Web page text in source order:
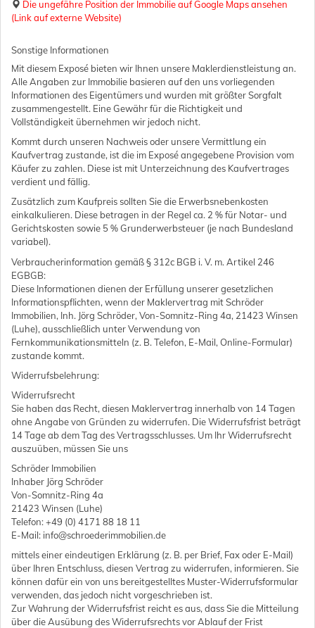
Die ungefähre Position der Immobilie auf Google Maps ansehen
(Link auf externe Website)
Sonstige Informationen
Mit diesem Exposé bieten wir Ihnen unsere Maklerdienstleistung an.
Alle Angaben zur Immobilie basieren auf den uns vorliegenden
Informationen des Eigentümers und wurden mit größter Sorgfalt
zusammengestellt. Eine Gewähr für die Richtigkeit und
Vollständigkeit übernehmen wir jedoch nicht.
Kommt durch unseren Nachweis oder unsere Vermittlung ein
Kaufvertrag zustande, ist die im Exposé angegebene Provision vom
Käufer zu zahlen. Diese ist mit Unterzeichnung des Kaufvertrages
verdient und fällig.
Zusätzlich zum Kaufpreis sollten Sie die Erwerbsnebenkosten
einkalkulieren. Diese betragen in der Regel ca. 2 % für Notar- und
Gerichtskosten sowie 5 % Grunderwerbsteuer (je nach Bundesland
variabel).
Verbraucherinformation gemäß § 312c BGB i. V. m. Artikel 246
EGBGB:
Diese Informationen dienen der Erfüllung unserer gesetzlichen
Informationspflichten, wenn der Maklervertrag mit Schröder
Immobilien, Inh. Jörg Schröder, Von-Somnitz-Ring 4a, 21423 Winsen
(Luhe), ausschließlich unter Verwendung von
Fernkommunikationsmitteln (z. B. Telefon, E-Mail, Online-Formular)
zustande kommt.
Widerrufsbelehrung:
Widerrufsrecht
Sie haben das Recht, diesen Maklervertrag innerhalb von 14 Tagen
ohne Angabe von Gründen zu widerrufen. Die Widerrufsfrist beträgt
14 Tage ab dem Tag des Vertragsschlusses. Um Ihr Widerrufsrecht
auszuüben, müssen Sie uns
Schröder Immobilien
Inhaber Jörg Schröder
Von-Somnitz-Ring 4a
21423 Winsen (Luhe)
Telefon: +49 (0) 4171 88 18 11
E-Mail: info@schroederimmobilien.de
mittels einer eindeutigen Erklärung (z. B. per Brief, Fax oder E-Mail)
über Ihren Entschluss, diesen Vertrag zu widerrufen, informieren. Sie
können dafür ein von uns bereitgestelltes Muster-Widerrufsformular
verwenden, das jedoch nicht vorgeschrieben ist.
Zur Wahrung der Widerrufsfrist reicht es aus, dass Sie die Mitteilung
über die Ausübung des Widerrufsrechts vor Ablauf der Frist